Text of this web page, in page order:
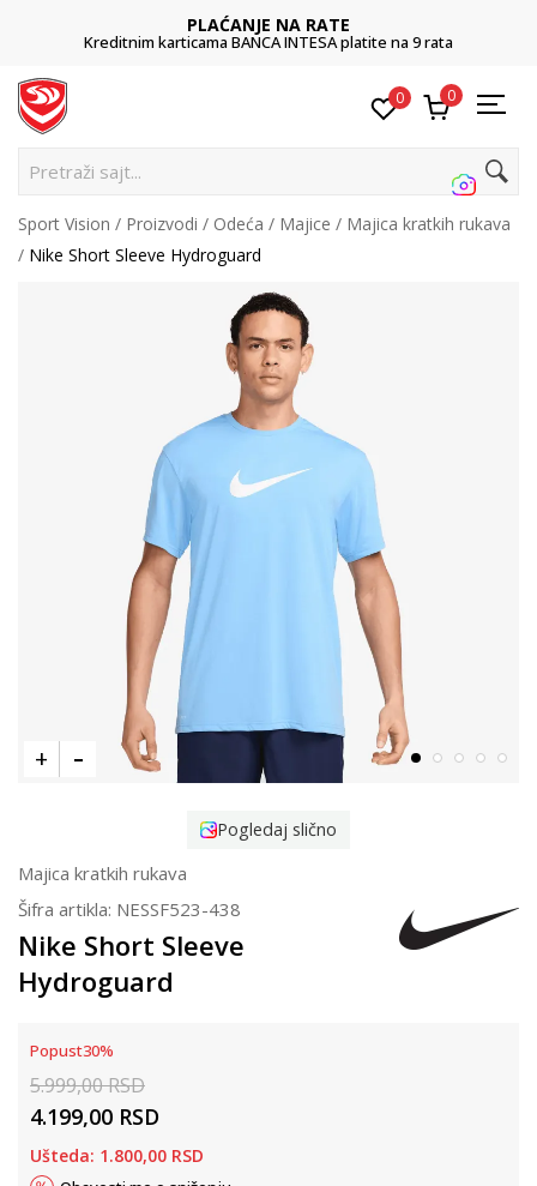
PLAĆANJE NA RATE
Kreditnim karticama BANCA INTESA platite na 9 rata
0 0
Pretraži sajt...
Sport Vision Proizvodi Odeća Majice
Majica kratkih rukava
Nike Short Sleeve Hydroguard
Pogledaj slično
Majica kratkih rukava
Šifra artikla: NESSF523-438
Nike Short Sleeve
Hydroguard
Popust30%
5.999,00RSD
4.199,00 RSD
Ušteda: 1.800,00 RSD